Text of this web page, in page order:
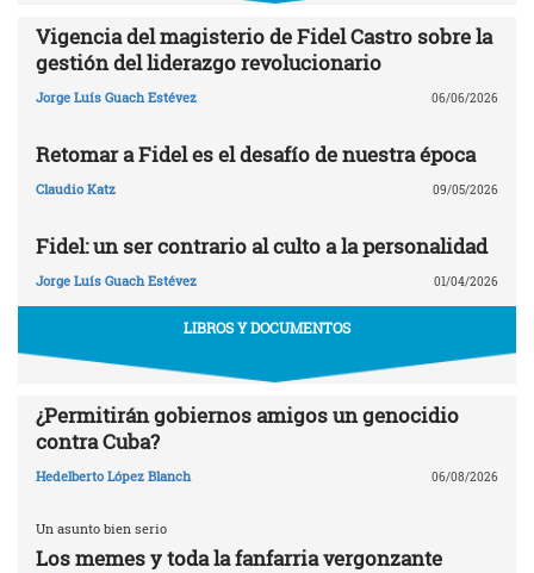
Vigencia del magisterio de Fidel Castro sobre la
gestión del liderazgo revolucionario
Jorge Luís Guach Estévez 06/06/2026
Retomar a Fidel es el desafío de nuestra época
Claudio Katz 09/05/2026
Fidel: un ser contrario al culto a la personalidad
Jorge Luís Guach Estévez 01/04/2026
LIBROS Y DOCUMENTOS
¿Permitirán gobiernos amigos un genocidio
contra Cuba?
Hedelberto López Blanch 06/08/2026
Un asunto bien serio
Los memes y toda la fanfarria vergonzante